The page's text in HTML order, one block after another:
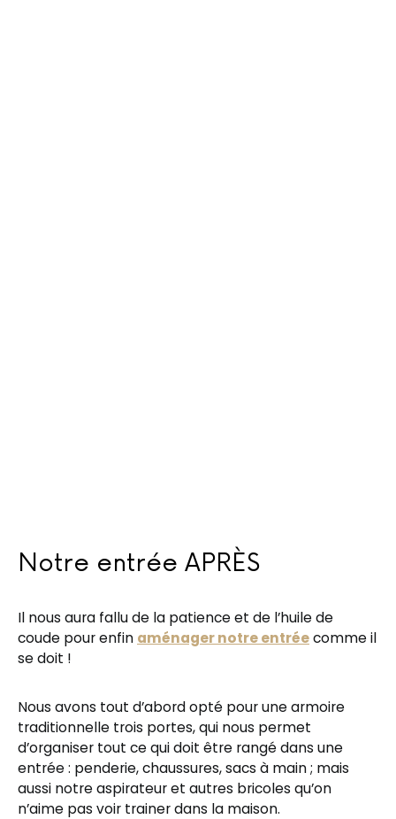
Notre entrée APRÈS
Il nous aura fallu de la patience et de l’huile de
coude pour enfin aménager notre entréecomme il
se doit !
Nous avons tout d’abord opté pour une armoire
traditionnelle trois portes, qui nous permet
d’organiser tout ce qui doit être rangé dans une
entrée : penderie, chaussures, sacs à main ; mais
aussi notre aspirateur et autres bricoles qu’on
n’aime pas voir trainer dans la maison.